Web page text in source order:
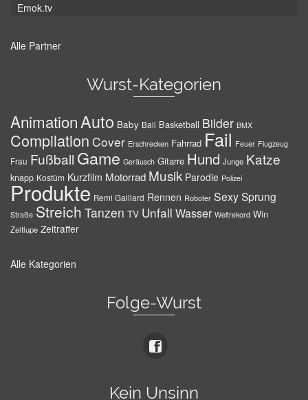
Emok.tv
Alle Partner
Wurst-Kategorien
AnimationAuto Baby Ball Basketball Bilder BMX
Compilation Cover Erschrecken Fahrrad Fail Feuer Flugzeug
Frau Fußball Game Geräusch Gitarre Hund Junge Katze
knapp Kostüm Kurzfilm Motorrad Musik Parodie Polizei
Produkte Remi Gaillard Rennen Roboter SexySprung
Straße Streich Tanzen TV Unfall Wasser Weltrekord Win
Zeitlupe Zeitraffer
Alle Kategorien
Folge-Wurst
Kein Unsinn